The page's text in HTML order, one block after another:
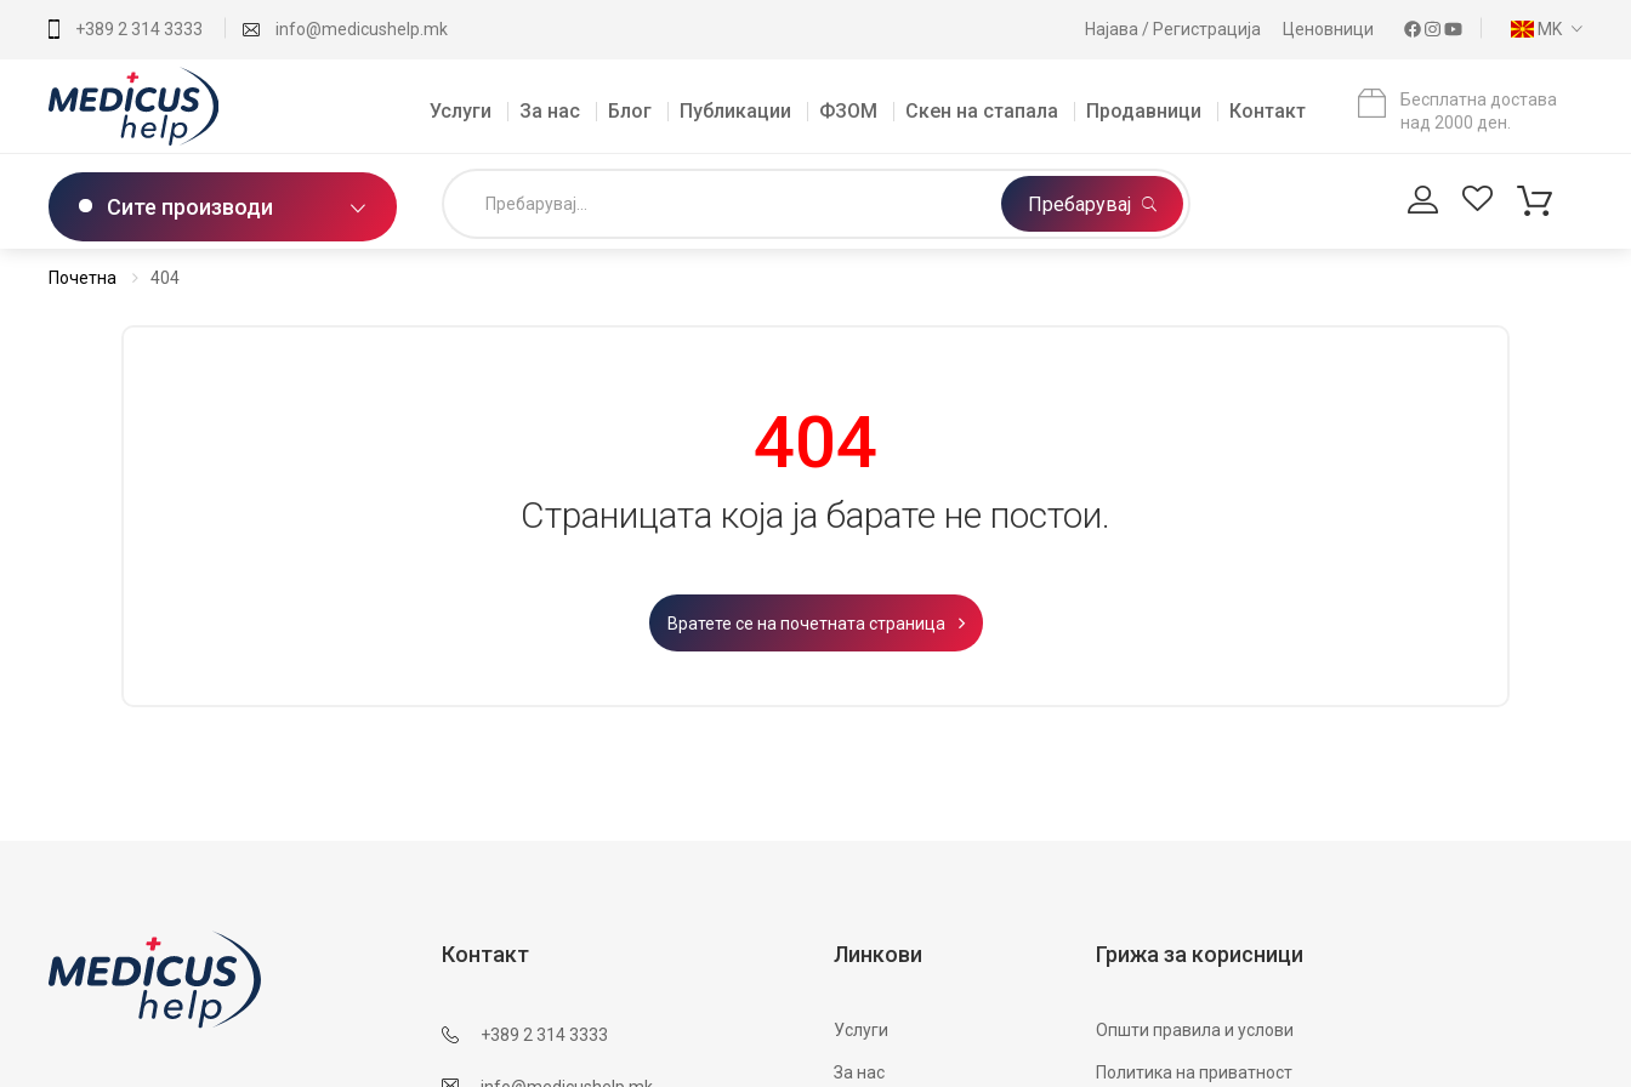
+389 2 314 3333 info@medicushelp.mk Најава / Регистрација Ценовници MK
Услуги За нас Блог Публикации ФЗОМ Скен на стапала Продавници Контакт
Бесплатна достава
над 2000 ден.
Сите производи Пребарувај
Почетна 404
404
Страницата која ја барате не постои.
Вратете се на почетната страница
Контакт
+389 2 314 3333
Линкови
Услуги
За нас
Грижа за корисници
Општи правила и услови
Политика на приватност